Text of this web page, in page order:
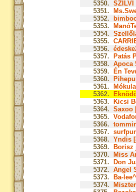
5350. SZILVI
5351.
5352.
5353.
5354.
5355.
5356.
5357.
Patás
5358. Apoca
5359.
Én
5360.
5361.
5362.
5363.
Kicsi
5364. Saxoo
5365.
5366.
5367.
5368. Yndis [
5369.
Borisz
5370.
Miss
5371.
Don
5372. Angel
5373.
Ba-
5374.